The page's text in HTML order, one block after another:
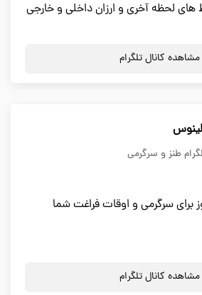
های لحظه آخری و ارزان داخلی و خارجی
مشاهده کانال تلگرام
طنز و سرگرمی
برای سرگرمی و اوقات فراغت شما
مشاهده کانال تلگرام